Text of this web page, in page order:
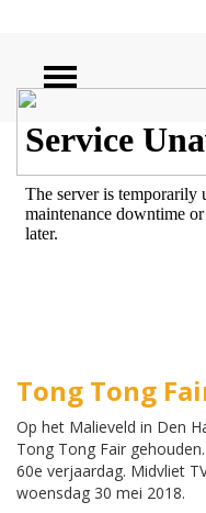
ZOEKEN
Tong Tong
Op het Malieveld in Den
Tong Tong Fair
60e verjaardag. Midvliet
woensdag 30 mei 2018.